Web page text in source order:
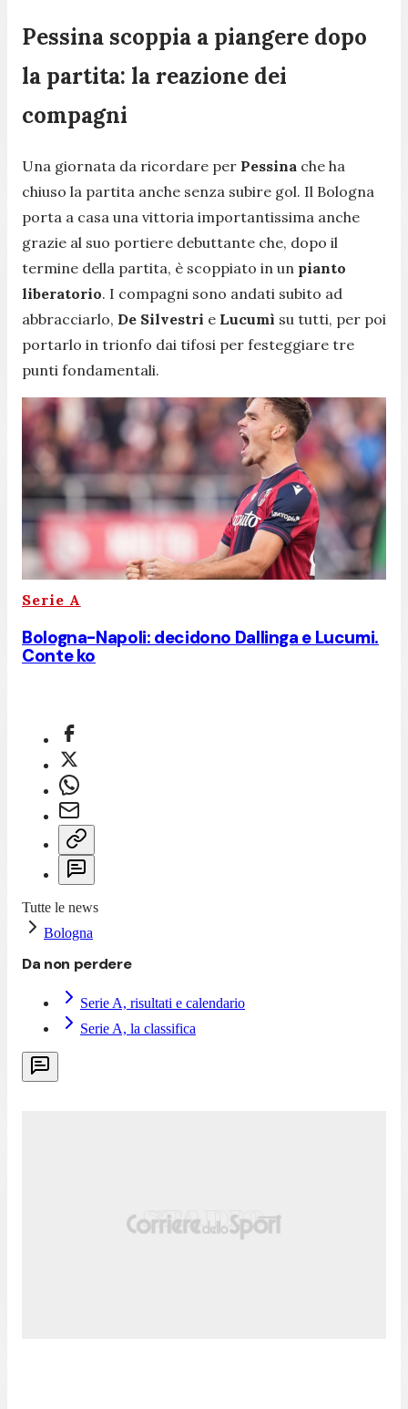
Pessina scoppia a piangere dopo
la partita: la reazione dei
compagni
Una giornata da ricordare per Pessina che ha
chiuso la partita anche senza subire gol. Il Bologna
porta a casa una vittoria importantissima anche
grazie al suo portiere debuttante che, dopo il
termine della partita, è scoppiato in un pianto
liberatorio. I compagni sono andati subito ad
abbracciarlo, De Silvestri e Lucumì su tutti, per poi
portarlo in trionfo dai tifosi per festeggiare tre
punti fondamentali.
Serie A
Bologna-Napoli: decidono Dallinga e Lucumi.
Conte ko
Tutte le news
Bologna
Da non perdere
Serie A, risultati e calendario
Serie A, la classifica